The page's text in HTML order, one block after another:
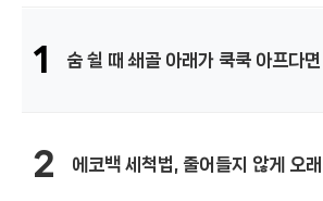
1 숨 쉴 때 쇄골 아래가 쿡쿡 아프다
2 에코백 세척법, 줄어들지 않게 오